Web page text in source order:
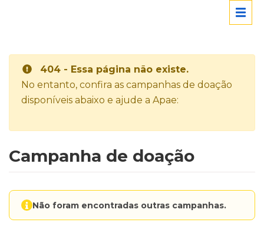
404 - Essa página não existe.
No entanto, confira as campanhas de doação
disponíveis abaixo e ajude a Apae:
Campanha de doação
Não foram encontradas outras campanhas.